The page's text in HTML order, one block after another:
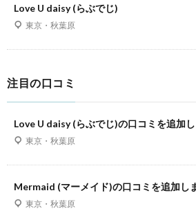
Love U daisy (らぶでじ)
東京・秋葉原
注目の口コミ
Love U daisy (らぶでじ)の口コミを追加し
東京・秋葉原
Mermaid (マーメイド)の口コミを追加し
東京・秋葉原